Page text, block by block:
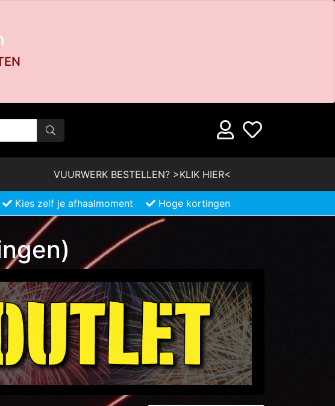
VUURWERK BESTELLEN? >KLIK HIER<
Kies zelf je afhaalmoment Hoge kortingen